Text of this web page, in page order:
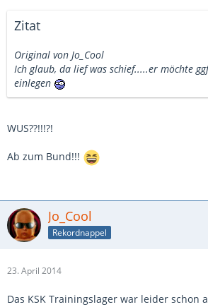
Zitat
Original von Jo_Cool
Ich glaub, da lief was schief.....er möchte
einlegen
WUS??!!!?!
Ab zum Bund!!!
Jo_Cool
Rekordnappel
23. April 2014
Das KSK Trainingslager war leider schon